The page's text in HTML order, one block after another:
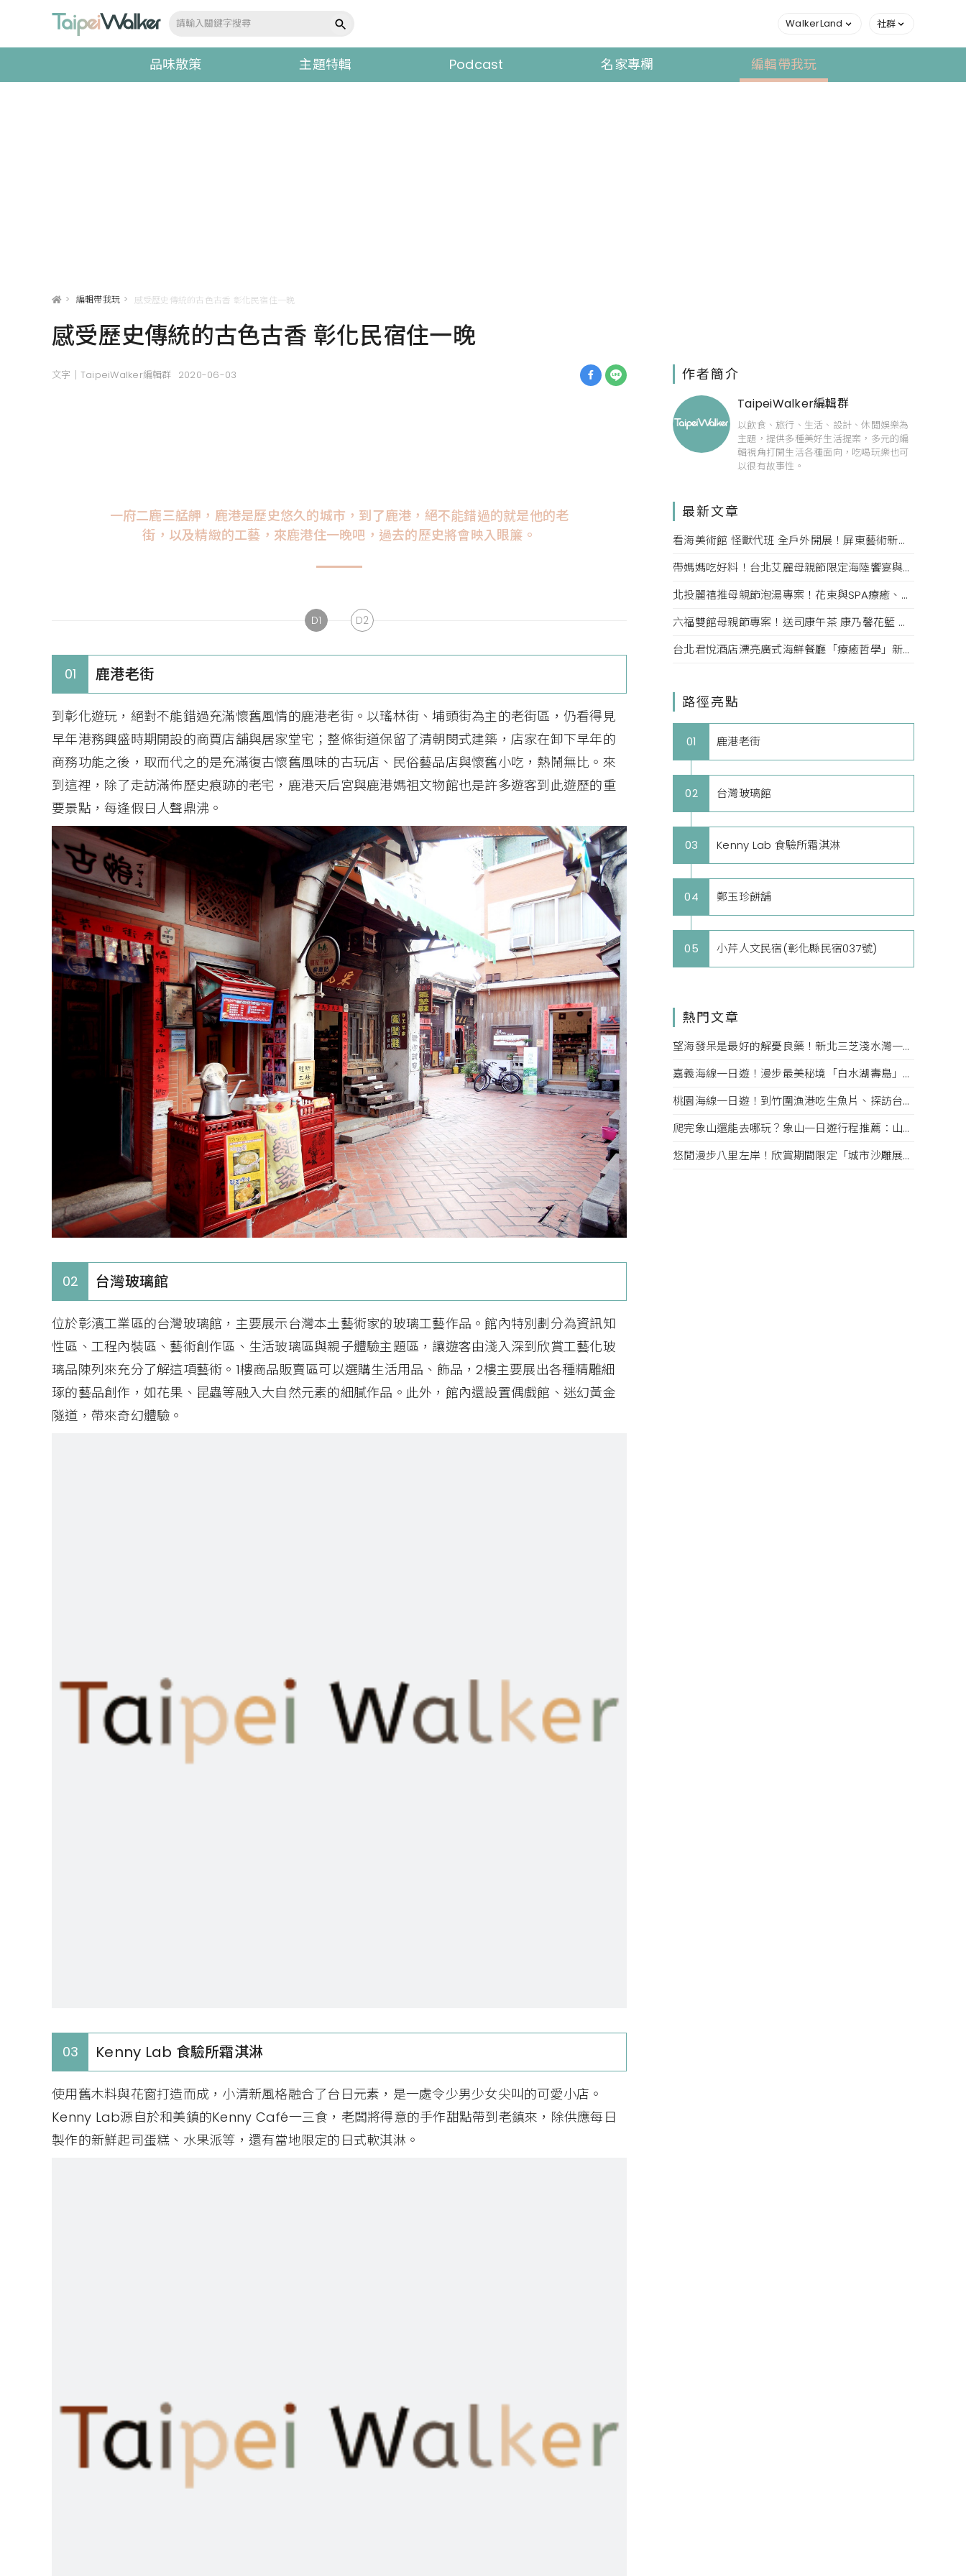
WalkerLand 社群
品味散策 主題特輯 Podcast 名家專欄 編輯帶我玩
> 編輯帶我玩 > 感受歷史傳統的古色古香 彰化民宿住一晚
感受歷史傳統的古色古香 彰化民宿住一晚
文字｜TaipeiWalker編輯群 2020-06-03
一府二鹿三艋舺，鹿港是歷史悠久的城市，到了鹿港，絕不能錯過的就是他的老
街，以及精緻的工藝，來鹿港住一晚吧，過去的歷史將會映入眼簾。
D1 D2
01 鹿港老街
到彰化遊玩，絕對不能錯過充滿懷舊風情的鹿港老街。以瑤林街、埔頭街為主的老街區，仍看得見
早年港務興盛時期開設的商賈店舖與居家堂宅；整條街道保留了清朝閔式建築，店家在卸下早年的
商務功能之後，取而代之的是充滿復古懷舊風味的古玩店、民俗藝品店與懷舊小吃，熱鬧無比。來
到這裡，除了走訪滿佈歷史痕跡的老宅，鹿港天后宮與鹿港媽祖文物館也是許多遊客到此遊歷的重
要景點，每逢假日人聲鼎沸。
02 台灣玻璃館
位於彰濱工業區的台灣玻璃館，主要展示台灣本土藝術家的玻璃工藝作品。館內特別劃分為資訊知
性區、工程內裝區、藝術創作區、生活玻璃區與親子體驗主題區，讓遊客由淺入深到欣賞工藝化玻
璃品陳列來充分了解這項藝術。1樓商品販賣區可以選購生活用品、飾品，2樓主要展出各種精雕細
琢的藝品創作，如花果、昆蟲等融入大自然元素的細膩作品。此外，館內還設置偶戲館、迷幻黃金
隧道，帶來奇幻體驗。
03 Kenny Lab 食驗所霜淇淋
使用舊木料與花窗打造而成，小清新風格融合了台日元素，是一處令少男少女尖叫的可愛小店。
Kenny Lab源自於和美鎮的Kenny Café一三食，老闆將得意的手作甜點帶到老鎮來，除供應每日
製作的新鮮起司蛋糕、水果派等，還有當地限定的日式軟淇淋。
作者簡介
TaipeiWalker編輯群
以飲食、旅行、生活、設計、休閒娛樂為
主題，提供多種美好生活提案，多元的編
輯視角打開生活各種面向，吃喝玩樂也可
以很有故事性。
最新文章
看海美術館 怪獸代班 全戶外開展！屏東藝術新亮點 網美必拍。
帶媽媽吃好料！台北艾麗母親節限定海陸饗宴與住房專案一次收藏。
北投麗禧推母親節泡湯專案！花束與SPA療癒、甜點同步登場
六福雙館母親節專案！送司康午茶 康乃馨花籃 演唱會票，高鐵78折限量。
台北君悅酒店漂亮廣式海鮮餐廳「療癒哲學」新菜單！每一口都成為心靈的享受。
路徑亮點
01 鹿港老街
02 台灣玻璃館
03 Kenny Lab 食驗所霜淇淋
04 鄭玉珍餅舖
05 小芹人文民宿(彰化縣民宿037號)
熱門文章
望海發呆是最好的解憂良藥！新北三芝淺水灣一日遊行程推薦：到海景咖啡廳放空、傍晚去望海平台看夕陽
嘉義海線一日遊！漫步最美秘境「白水湖壽島」、東石烤蚵吃到飽，還可以順遊故宮南院、用九柑仔店
桃園海線一日遊！到竹圍漁港吃生魚片、探訪台版撒哈拉沙漠「草漯沙丘」，再去大古山步道看夜景賞飛機
爬完象山還能去哪玩？象山一日遊行程推薦：山腳下吃甜點喝咖啡、夜晚到四四南村觀賞光雕秀
悠閒漫步八里左岸！欣賞期間限定「城市沙雕展」，再到「美好時光．八里」享受復古咖啡時光